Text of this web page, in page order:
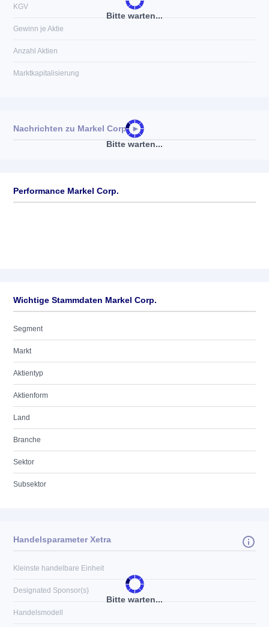
Bitte warten...
KGV
Gewinn je Aktie
Anzahl Aktien
Marktkapitalisierung
Bitte warten...
Nachrichten zu Markel Corp.►
Performance Markel Corp.
Wichtige Stammdaten Markel Corp.
Segment
Markt
Aktientyp
Aktienform
Land
Branche
Sektor
Subsektor
Bitte warten...
Handelsparameter Xetra
Kleinste handelbare Einheit
Designated Sponsor(s)
Handelsmodell